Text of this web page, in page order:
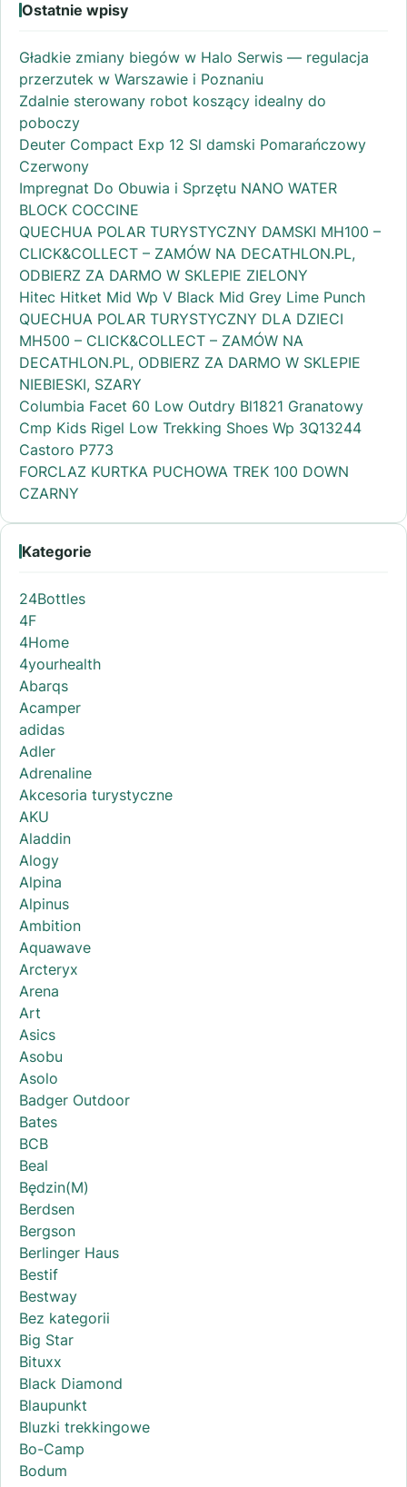
Ostatnie wpisy
Gładkie zmiany biegów w Halo Serwis — regulacja
przerzutek w Warszawie i Poznaniu
Zdalnie sterowany robot koszący idealny do
poboczy
Deuter Compact Exp 12 Sl damski Pomarańczowy
Czerwony
Impregnat Do Obuwia i Sprzętu NANO WATER
BLOCK COCCINE
QUECHUA POLAR TURYSTYCZNY DAMSKI MH100 –
CLICK&COLLECT – ZAMÓW NA DECATHLON.PL,
ODBIERZ ZA DARMO W SKLEPIE ZIELONY
Hitec Hitket Mid Wp V Black Mid Grey Lime Punch
QUECHUA POLAR TURYSTYCZNY DLA DZIECI
MH500 – CLICK&COLLECT – ZAMÓW NA
DECATHLON.PL, ODBIERZ ZA DARMO W SKLEPIE
NIEBIESKI, SZARY
Columbia Facet 60 Low Outdry Bl1821 Granatowy
Cmp Kids Rigel Low Trekking Shoes Wp 3Q13244
Castoro P773
FORCLAZ KURTKA PUCHOWA TREK 100 DOWN
CZARNY
Kategorie
24Bottles
4F
4Home
4yourhealth
Abarqs
Acamper
adidas
Adler
Adrenaline
Akcesoria turystyczne
AKU
Aladdin
Alogy
Alpina
Alpinus
Ambition
Aquawave
Arcteryx
Arena
Art
Asics
Asobu
Asolo
Badger Outdoor
Bates
BCB
Beal
Będzin(M)
Berdsen
Bergson
Berlinger Haus
Bestif
Bestway
Bez kategorii
Big Star
Bituxx
Black Diamond
Blaupunkt
Bluzki trekkingowe
Bo-Camp
Bodum